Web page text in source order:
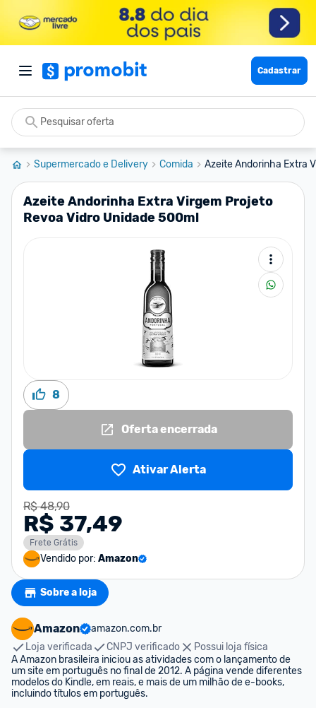
Cadastrar
Supermercado e Delivery Comida Azeite Andorinha Extra
Azeite Andorinha Extra Virgem Projeto
Revoa Vidro Unidade 500ml
8
Oferta encerrada
Ativar Alerta
R$ 48,90
R$ 37,49
Frete Grátis
Vendido por: Amazon
Sobre a loja
Amazon
amazon.com.br
Loja verificada
CNPJ verificado
Possui loja física
A Amazon brasileira iniciou as atividades com o lançamento de
um site em português no final de 2012. A página vende diferentes
modelos do Kindle, em reais, e mais de um milhão de e-books,
incluindo títulos em português.